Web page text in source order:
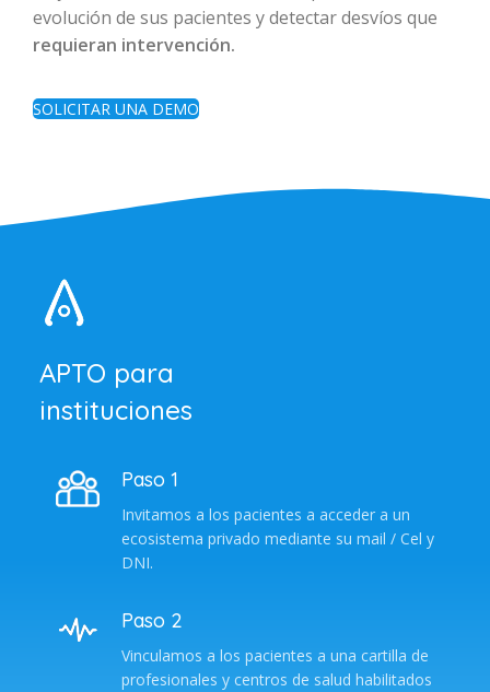
evolución de sus pacientes y detectar desvíos que
requieran intervención.
SOLICITAR UNA DEMO
APTO para
instituciones
Paso 1
Invitamos a los pacientes a acceder a un
ecosistema privado mediante su mail / Cel y
DNI.
Paso 2
Vinculamos a los pacientes a una cartilla de
profesionales y centros de salud habilitados